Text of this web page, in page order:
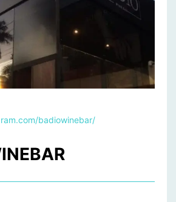
badiowinebar/